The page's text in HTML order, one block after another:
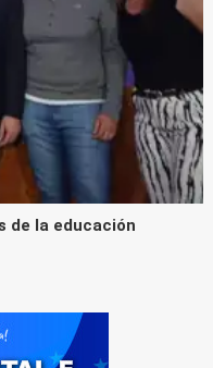
de la educación